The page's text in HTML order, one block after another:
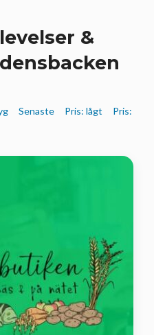
&
Senaste Pris: lågt
Pris: